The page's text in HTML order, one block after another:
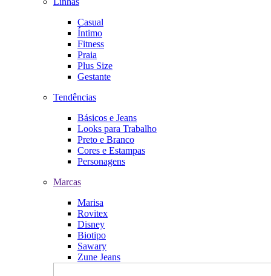
Casual
Íntimo
Fitness
Praia
Plus Size
Gestante
Tendências
Básicos e Jeans
Looks para Trabalho
Preto e Branco
Cores e Estampas
Personagens
Marcas
Marisa
Rovitex
Disney
Biotipo
Sawary
Zune Jeans